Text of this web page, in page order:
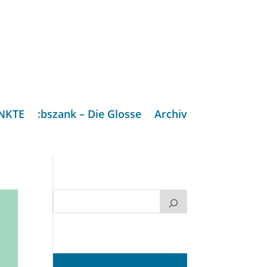
:bszank – Die Glosse Archiv